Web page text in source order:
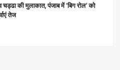
चड्ढा की मुलाकात, पंजाब में ‘बिग रोल’ को
तेज